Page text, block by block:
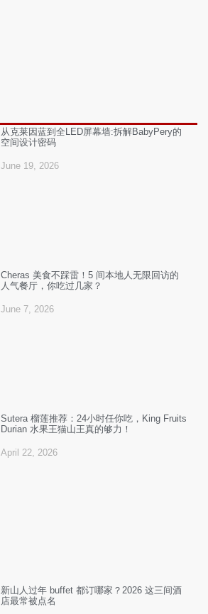
从克莱因蓝到全LED屏幕墙:拆解BabyPery的
空间设计密码
June 19, 2026
Cheras 美食不踩雷！5 间本地人无限回访的
人气餐厅，你吃过几家？
June 7, 2026
Sutera 榴莲推荐：24小时任你吃，King Fruits
Durian 水果王猫山王真的够力！
April 22, 2026
新山人过年 buffet 都订哪家？2026 这三间酒
店最常被点名